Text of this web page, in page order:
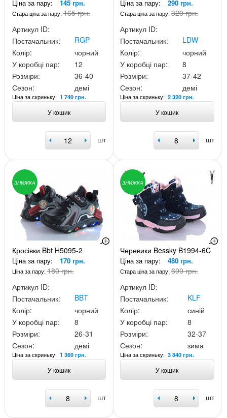
Ціна за пару: 145 грн.
Стара ціна за пару:165 грн.
Артикул ID:
Постачальник:
RGP
Колір:
чорний
У коробці пар:
12
Розміри:
36-40
Сезон:
демі
Ціна за скриньку: 1 740 грн.
У кошик
шт
Ціна за пару: 290 грн.
Стара ціна за пару:320 грн.
Артикул ID:
Постачальник:
LDW
Колір:
чорний
У коробці пар:
8
Розміри:
37-42
Сезон:
демі
Ціна за скриньку:2 320 грн.
У кошик
шт
ЗНИЖКА
Кросівки Bbt H5095-2
Ціна за пару: 170 грн.
Ціна за пару:180 грн.
Артикул ID:
Постачальник:
BBT
Колір:
чорний
У коробці пар:
8
Розміри:
26-31
Сезон:
демі
Ціна за скриньку: 1 360 грн.
У кошик
шт
ЗНИЖКА
Черевики Bessky B1994-6C
Ціна за пару: 480 грн.
Стара ціна за пару:690 грн.
Артикул ID:
Постачальник:
KLF
Колір:
синій
У коробці пар:
8
Розміри:
32-37
Сезон:
зима
Ціна за скриньку:3 840 грн.
У кошик
шт